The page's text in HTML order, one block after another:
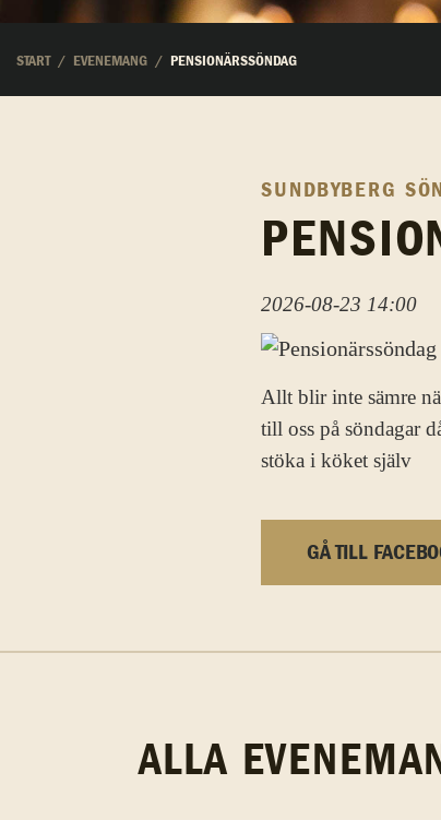
START EVENEMANG PENSIONÄRSSÖNDAG
SUNDBYBERG
2026-08-23 14:00
Allt blir inte sämre
till oss på söndagar
stöka i köket själv
GÅ TILL
ALLA